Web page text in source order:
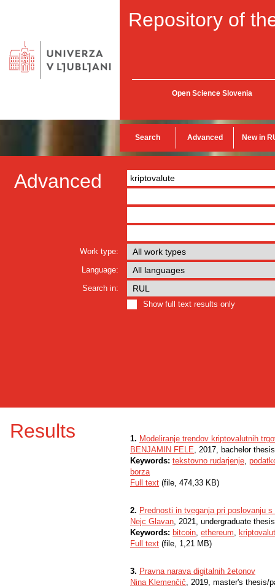
Repository of
Open Science Slovenia
Search Advanced New in
Advanced
Work type:
Language:
Search in:
Show full text results only
Results 1. Modeliranje trendov kriptovalutnih
BENJAMIN FELE, 2017, bachelor
Keywords: tekstovno rudarjenje,
borza
Full text (file, 474,33 KB)
2. Prednosti in tveganja pri poslovanju
Nejc Glavan, 2021, undergraduate thesis
Keywords: bitcoin, ethereum,
Full text (file, 1,21 MB)
3. Pravna narava digitalnih žetonov
Nina Klemenčič, 2019, master's thesis/